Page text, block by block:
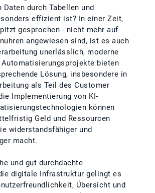
Daten durch Tabellen und
effizient ist? In einer Zeit,
gesprochen - nicht mehr auf
angewiesen sind, ist es auch
unerlässlich, moderne
bieten
Lösung, insbesondere in
als Teil des Customer
Implementierung von KI-
können
Geld und Ressourcen
widerstandsfähiger und
macht.
und gut durchdachte
digitale Infrastruktur gelingt es
Übersicht und